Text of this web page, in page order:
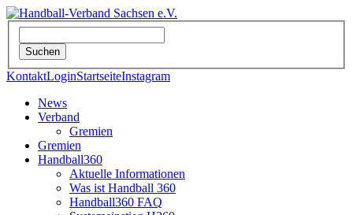
KontaktLoginStartseiteInstagram
News
Verband
Gremien
Gremien
Handball360
Aktuelle Informationen
Was ist Handball 360
Handball360 FAQ